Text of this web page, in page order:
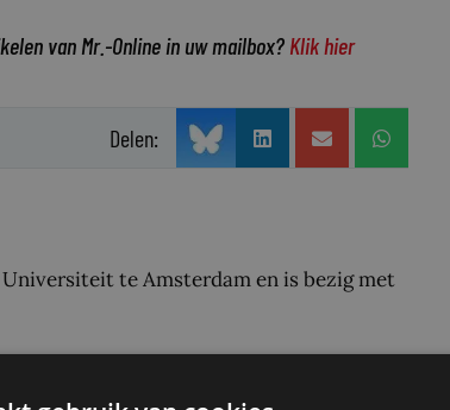
van Mr.-Online in uw mailbox? Klik hier
Delen:
te Amsterdam en is bezig met